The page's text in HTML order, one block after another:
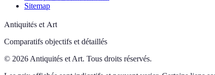
Sitemap
Antiquités et Art
Comparatifs objectifs et détaillés
© 2026 Antiquités et Art. Tous droits réservés.